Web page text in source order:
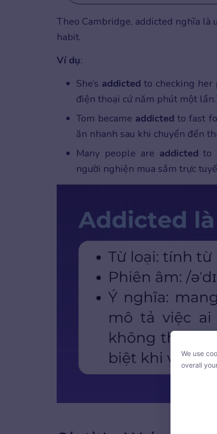
Theo Cambridge, addicted nghĩa
habit.
Ví dụ:
She’s addictedto checking her
điện thoại cứ năm phút một
Tom became addictedto fast
ăn nhanh sau khi chuyển đến
Many people are addicted to
người nghiện mua sắm trực
overall
We use
overall